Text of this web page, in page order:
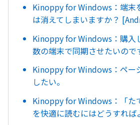
Kinoppy for Windows：端末
は消えてしまいますか？
Kinoppy for Windows：購入
数の端末で同期させたいので
Kinoppy for Windows：ペー
したい。
Kinoppy for Windows：「た
を快適に読むにはどうすれば